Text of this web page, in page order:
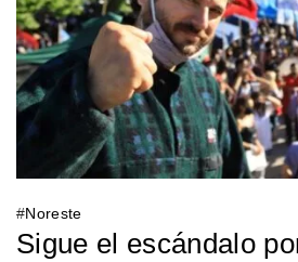
#Noreste
Sigue el escándalo